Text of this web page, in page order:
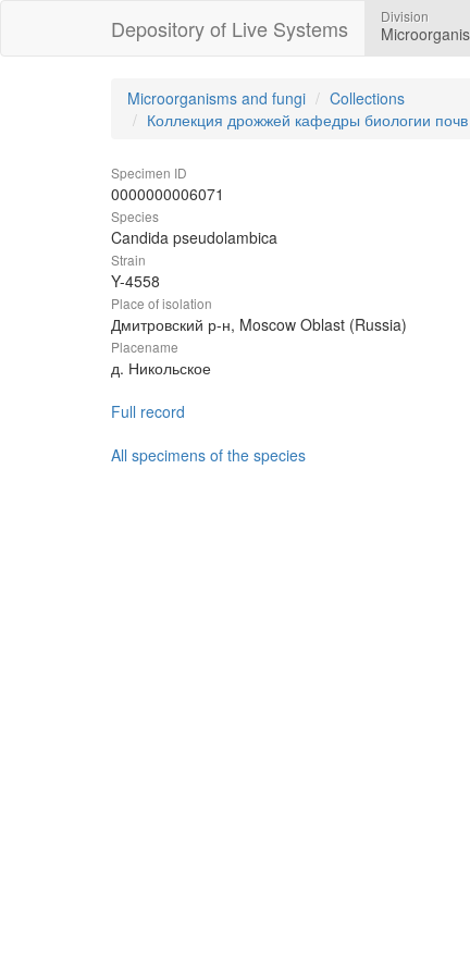
Depository of Live Systems Division
Microorganisms and fungi
Collections
Коллекция дрожжей кафедры биологии
Specimen ID
0000000006071
Species
Candida pseudolambica
Strain
Y-4558
Place of isolation
Дмитровский р-н, Moscow Oblast (Russia)
Placename
д. Никольское
Full record
All specimens of the species